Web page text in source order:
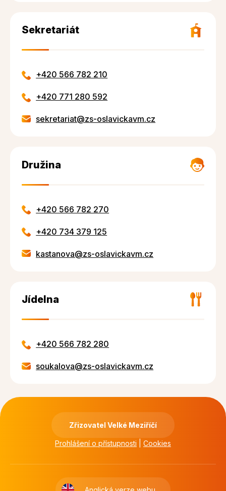
Sekretariát
+420 566 782 210
+420 771 280 592
sekretariat@zs-oslavickavm.cz
Družina
+420 566 782 270
+420 734 379 125
kastanova@zs-oslavickavm.cz
Jídelna
+420 566 782 280
soukalova@zs-oslavickavm.cz
Zřizovatel Velké Meziříčí
Prohlášení o přístupnosti Cookies